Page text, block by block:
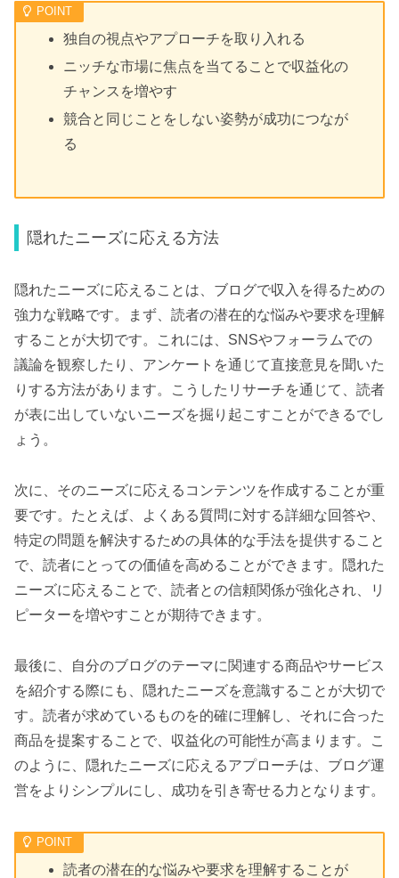
独自の視点やアプローチを取り入れる
ニッチな市場に焦点を当てることで収益化の
チャンスを増やす
競合と同じことをしない姿勢が成功につなが
る
隠れたニーズに応える方法
隠れたニーズに応えることは、ブログで収入を得るための
強力な戦略です。まず、読者の潜在的な悩みや要求を理解
することが大切です。これには、SNSやフォーラムでの
議論を観察したり、アンケートを通じて直接意見を聞いた
りする方法があります。こうしたリサーチを通じて、読者
が表に出していないニーズを掘り起こすことができるでし
ょう。
次に、そのニーズに応えるコンテンツを作成することが重
要です。たとえば、よくある質問に対する詳細な回答や、
特定の問題を解決するための具体的な手法を提供すること
で、読者にとっての価値を高めることができます。隠れた
ニーズに応えることで、読者との信頼関係が強化され、リ
ピーターを増やすことが期待できます。
最後に、自分のブログのテーマに関連する商品やサービス
を紹介する際にも、隠れたニーズを意識することが大切で
す。読者が求めているものを的確に理解し、それに合った
商品を提案することで、収益化の可能性が高まります。こ
のように、隠れたニーズに応えるアプローチは、ブログ運
営をよりシンプルにし、成功を引き寄せる力となります。
読者の潜在的な悩みや要求を理解することが